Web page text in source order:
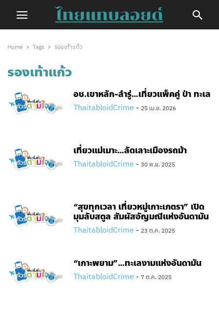
Home Tags รองเท้าแก้ว
รองเท้าแก้ว
อช.เขาหลัก-ลำรู่…เที่ยวแพ็คคู่ ป่า ทะเล
ThaitabloidCrime - 25 เม.ย. 2026
เที่ยวแม่เมาะ…ลัดเลาะเมืองรถม้า
ThaitabloidCrime - 30 พ.ย. 2025
“สุขทุกเวลา เที่ยวหมู่เกาะเภตรา” เปิด
มุมลับสตูล สัมผัสอัญมณีแห่งอันดามัน
ThaitabloidCrime - 23 ต.ค. 2025
“เกาะพยาม”…ทะเลงามแห่งอันดามัน
ThaitabloidCrime - 7 ต.ค. 2025